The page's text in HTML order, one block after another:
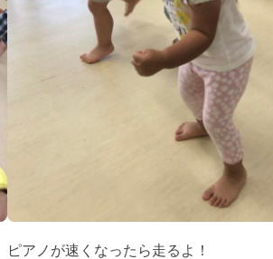
ピアノが速くなったら走るよ！